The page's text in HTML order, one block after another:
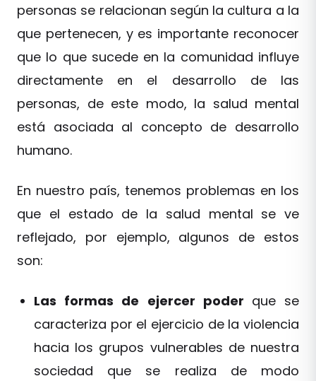
personas se relacionan según la cultura a la
que pertenecen, y es importante reconocer
que lo que sucede en la comunidad influye
directamente en el desarrollo de las
personas, de este modo, la salud mental
está asociada al concepto de desarrollo
humano.
En nuestro país, tenemos problemas en los
que el estado de la salud mental se ve
reflejado, por ejemplo, algunos de estos
son:
Las formas de ejercer poder que se
caracteriza por el ejercicio de la violencia
hacia los grupos vulnerables de nuestra
sociedad que se realiza de modo